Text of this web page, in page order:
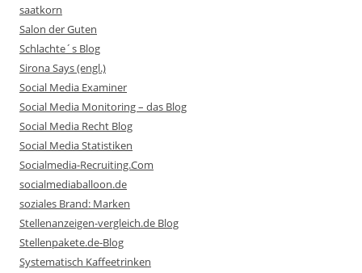
saatkorn
Salon der Guten
Schlachte´s Blog
Sirona Says (engl.)
Social Media Examiner
Social Media Monitoring – das Blog
Social Media Recht Blog
Social Media Statistiken
Socialmedia-Recruiting.Com
socialmediaballoon.de
soziales Brand: Marken
Stellenanzeigen-vergleich.de Blog
Stellenpakete.de-Blog
Systematisch Kaffeetrinken